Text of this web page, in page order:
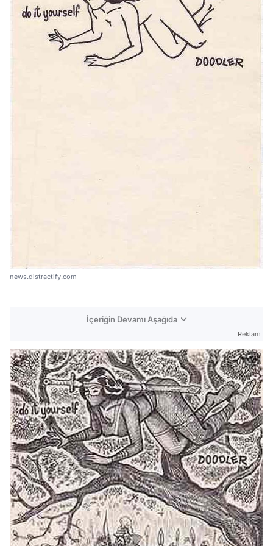
news.distractify.com
İçeriğin Devamı Aşağıda
Reklam